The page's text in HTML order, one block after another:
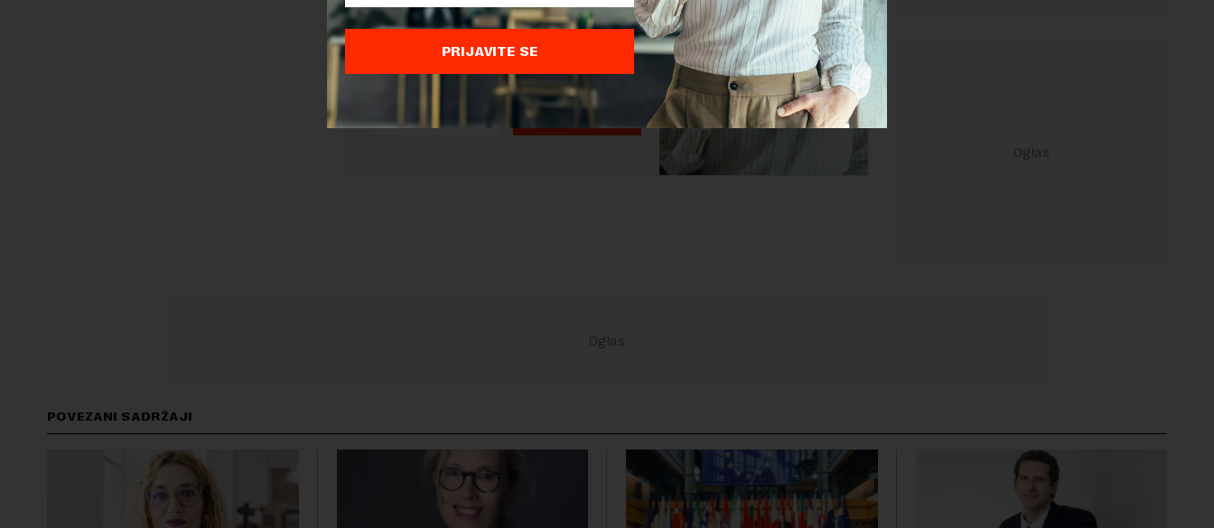
TRI STVARI KOJE TREBA DA ZNATE
STIŽU SVAKI DAN U VAŠ MEJL.
POVEZANI SADRŽAJI
PRIJAVITE SE